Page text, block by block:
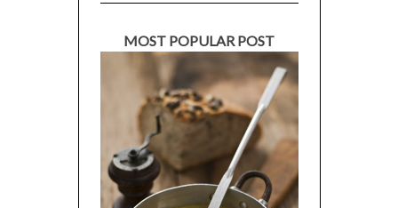
MOST POPULAR POST